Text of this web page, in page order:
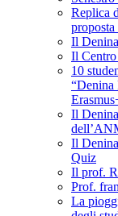
Replica
Il
Il
10
“Denina
Il
Il
Quiz
Il prof.
Prof.
La